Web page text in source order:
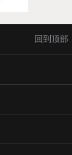
回到顶部